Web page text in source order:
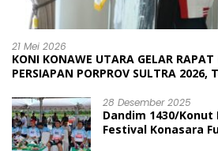
21 Mei 2026
KONI KONAWE UTARA GELAR RAPAT
PERSIAPAN PORPROV SULTRA 2026,
28 Desember 2025
Dandim 1430/
Festival Konasara